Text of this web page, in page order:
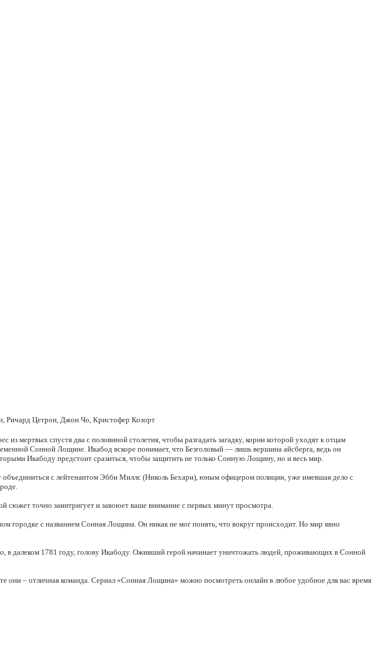
Ричард Цетрон, Джон Чо, Кристофер Козорт
мертвых спустя два с половиной столетия, чтобы разгадать загадку, корни которой уходят к отцам
Сонной Лощине. Икабод вскоре понимает, что Безголовый — лишь вершина айсберга, ведь он
Икабоду предстоит сразиться, чтобы защитить не только Сонную Лощину, но и весь мир.
с лейтенантом Эбби Миллс (Николь Бехари), юным офицером полиции, уже имевшая дело с
точно заинтригует и завоюет ваше внимание с первых минут просмотра.
городке с названием Сонная Лощина. Он никак не мог понять, что вокруг происходит. Но мир явно
в далеком 1781 году, голову Икабоду. Оживший герой начинает уничтожать людей, проживающих в Сонной
– отличная команда. Сериал «Сонная Лощина» можно посмотреть онлайн в любое удобное для вас время